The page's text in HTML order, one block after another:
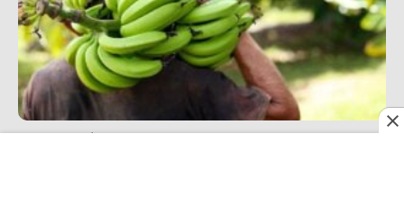
Exportación de banano en Colombia alcanza